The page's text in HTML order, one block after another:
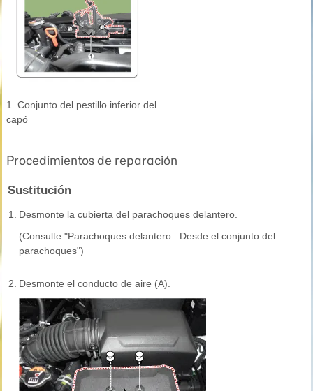
1. Conjunto del pestillo inferior del
capó
Procedimientos de reparación
Sustitución
1.
Desmonte la cubierta del parachoques delantero.
(Consulte "Parachoques delantero : Desde el conjunto del
parachoques")
2. Desmonte el conducto de aire (A).